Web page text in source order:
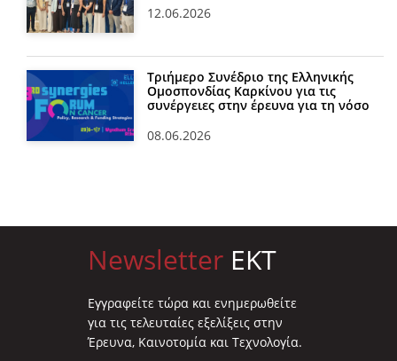
12.06.2026
Τριήμερο Συνέδριο της Ελληνικής
Ομοσπονδίας Καρκίνου για τις
συνέργειες στην έρευνα για τη νόσο
08.06.2026
Newsletter EKT
Eγγραφείτε τώρα και ενημερωθείτε
για τις τελευταίες εξελίξεις στην
Έρευνα, Καινοτομία και Τεχνολογία.